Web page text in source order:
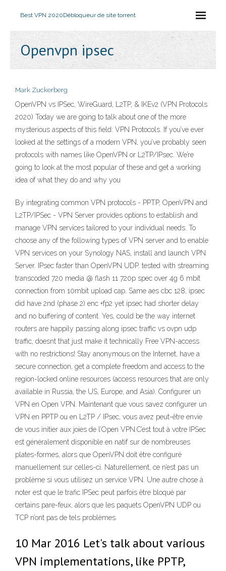
Best VPN 2020Débloqueur de site torrent
Openvpn ipsec
Mark Zuckerberg
OpenVPN vs IPSec, WireGuard, L2TP, & IKEv2 (VPN Protocols
2020) Today we are going to talk about one of the more
mysterious aspects of this field: VPN Protocols. If you’ve ever
looked at the settings of a modern VPN, you’ve probably seen
protocols with names like OpenVPN or L2TP/IPsec. We’re
going to look at the most popular of these and get a working
idea of what they do and why you
By integrating common VPN protocols - PPTP, OpenVPN and
L2TP/IPSec - VPN Server provides options to establish and
manage VPN services tailored to your individual needs. To
choose any of the following types of VPN server and to enable
VPN services on your Synology NAS, install and launch VPN
Server. IPsec faster than OpenVPN UDP. tested with streaming
transcoded 720 media @ flash 11 720p spec over 4g 6 mbit
connection from 10mbit upload cap. Same aes cbc 128, ipsec
did have 2nd (phase 2) enc +fp2 yet ipsec had shorter delay
and no buffering of content. Yes, could be the way internet
routers are happily passing along ipsec traffic vs ovpn udp
traffic, doesnt that just make it technically Free VPN-access
with no restrictions! Stay anonymous on the Internet, have a
secure connection, get a complete freedom and access to the
region-locked online resources (access resources that are only
available in Russia, the US, Europe, and Asia). Configurer un
VPN en Open VPN. Maintenant que vous savez configurer un
VPN en PPTP ou en L2TP / IPsec, vous avez peut-être envie
de vous initier aux joies de l’Open VPN.C’est tout à votre IPSec
est généralement disponible en natif sur de nombreuses
plates-formes, alors que OpenVPN doit être configuré
manuellement sur celles-ci. Naturellement, ce n’est pas un
problème si vous utilisez un service VPN. Une autre chose à
noter est que le trafic IPSec peut parfois être bloqué par
certains pare-feux, alors que les paquets OpenVPN UDP ou
TCP n’ont pas de tels problèmes.
10 Mar 2016 Let's talk about various
VPN implementations, like PPTP,